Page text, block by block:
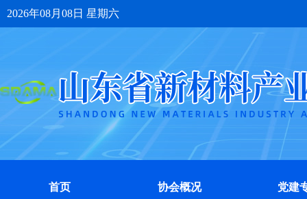
2026年08月08日 星期六
首页 协会概况 党建